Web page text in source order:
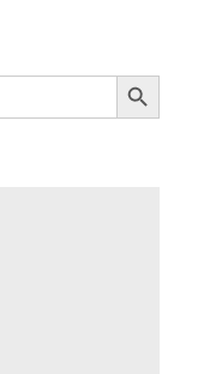
Botón de búsqueda